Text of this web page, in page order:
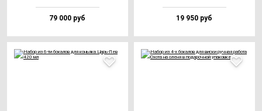
79 000 руб 19 950 руб